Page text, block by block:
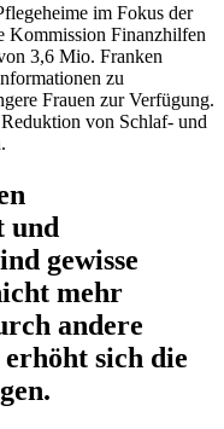
im Fokus der
Kommission Finanzhilfen
3,6 Mio. Franken
zu
Frauen zur Verfügung.
von Schlaf- und
und
gewisse
mehr
andere
sich die